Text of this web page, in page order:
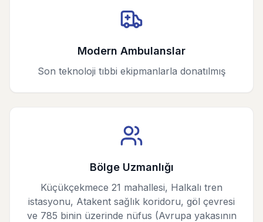
Modern Ambulanslar
Son teknoloji tıbbi ekipmanlarla donatılmış
Bölge Uzmanlığı
Küçükçekmece 21 mahallesi, Halkalı tren
istasyonu, Atakent sağlık koridoru, göl çevresi
ve 785 binin üzerinde nüfus (Avrupa yakasının